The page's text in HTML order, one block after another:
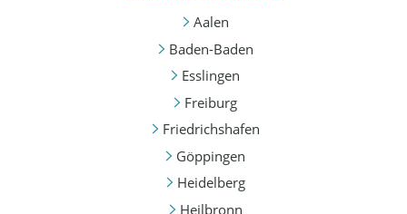
Aalen
Baden-Baden
Esslingen
Freiburg
Friedrichshafen
Göppingen
Heidelberg
Heilbronn